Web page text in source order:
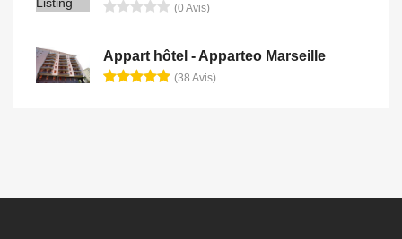
(0 Avis)
Appart hôtel - Apparteo Marseille
(38 Avis)